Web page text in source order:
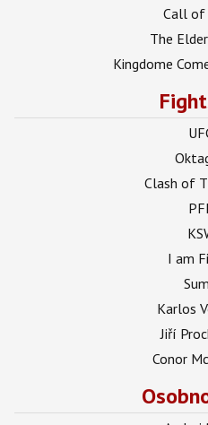
Call
The
Kingdome
Clash of
I am
Karlos
Jiří
Conor